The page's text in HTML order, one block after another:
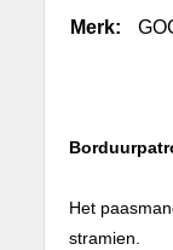
Merk:
Het
stramien.